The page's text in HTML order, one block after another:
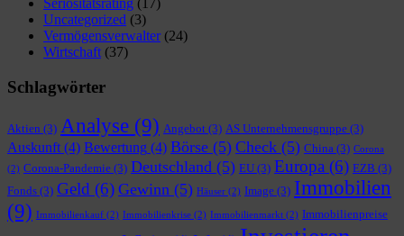
Seriösitätsrating (17)
Uncategorized (3)
Vermögensverwalter(24)
Wirtschaft (37)
Schlagwörter
Aktien (3) Analyse (9) Angebot (3) AS Unternehmensgruppe (3)
Auskunft (4) Bewertung (4) Börse (5) Check (5) China (3) Corona
(2) Corona-Pandemie (3) Deutschland (5) EU (3) Europa (6) EZB (3)
Fonds (3) Geld (6) Gewinn (5) Häuser (2) Image (3) Immobilien
(9) Immobilienkauf (2) Immobilienkrise (2) Immobilienmarkt (2) Immobilienpreise